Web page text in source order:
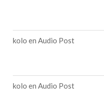
kolo en Audio Post
kolo en Audio Post